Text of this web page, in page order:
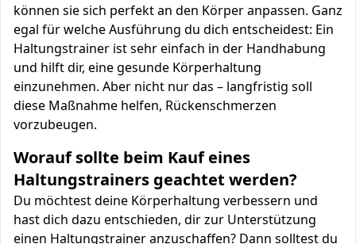
können sie sich perfekt an den Körper anpassen. Ganz
egal für welche Ausführung du dich entscheidest: Ein
Haltungstrainer ist sehr einfach in der Handhabung
und hilft dir, eine gesunde Körperhaltung
einzunehmen. Aber nicht nur das – langfristig soll
diese Maßnahme helfen, Rückenschmerzen
vorzubeugen.
Worauf sollte beim Kauf eines
Haltungstrainers geachtet werden?
Du möchtest deine Körperhaltung verbessern und
hast dich dazu entschieden, dir zur Unterstützung
einen Haltungstrainer anzuschaffen? Dann solltest du